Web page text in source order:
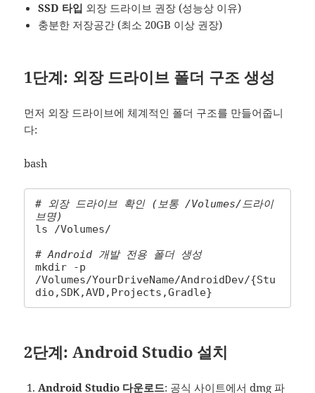
SSD 타입 외장 드라이브 권장 (성능상 이유)
충분한 저장공간 (최소 20GB 이상 권장)
1단계: 외장 드라이브 폴더 구조 생성
먼저 외장 드라이브에 체계적인 폴더 구조를 만들어줍니
다:
bash
# 외장 드라이브 확인 (보통 /Volumes/드라이
브명)
ls /Volumes/
# Android 개발 전용 폴더 생성
mkdir -p
/Volumes/YourDriveName/AndroidDev/{Stu
dio,SDK,AVD,Projects,Gradle}
2단계: Android Studio 설치
Android Studio 다운로드: 공식 사이트에서 dmg 파